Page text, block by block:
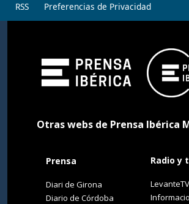
RSS Preferencias de Privacidad
Otras webs de Prensa Ibérica
Prensa
Diari de Girona
Diario de Córdoba
Radio y
LevanteTV